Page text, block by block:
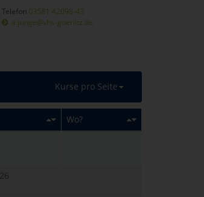
Telefon 03581 42098-43
a.junge@vhs-goerlitz.de
Kurse pro Seite
Wo?